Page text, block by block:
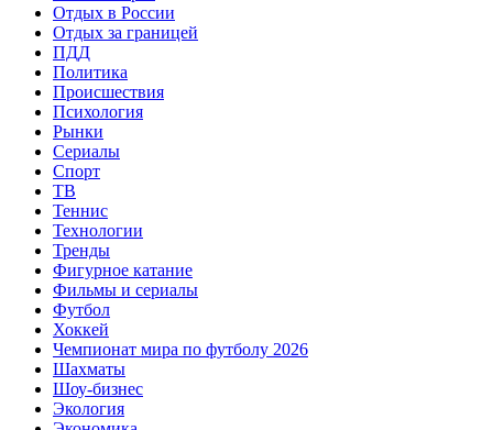
Отдых в России
Отдых за границей
ПДД
Политика
Происшествия
Психология
Рынки
Сериалы
Спорт
ТВ
Теннис
Технологии
Тренды
Фигурное катание
Фильмы и сериалы
Футбол
Хоккей
Чемпионат мира по футболу 2026
Шахматы
Шоу-бизнес
Экология